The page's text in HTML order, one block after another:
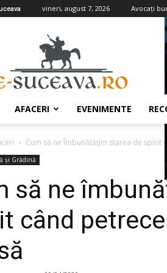
vineri, august 7, 2026 Avocaţi
AFACERI EVENIMENTE
Cum să ne îmbunătăţim starea de spirit
şi Grădină
să ne
când